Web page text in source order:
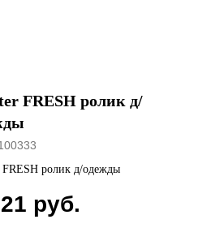
FRESH ролик д/
FRESH ролик д/одежды
руб.